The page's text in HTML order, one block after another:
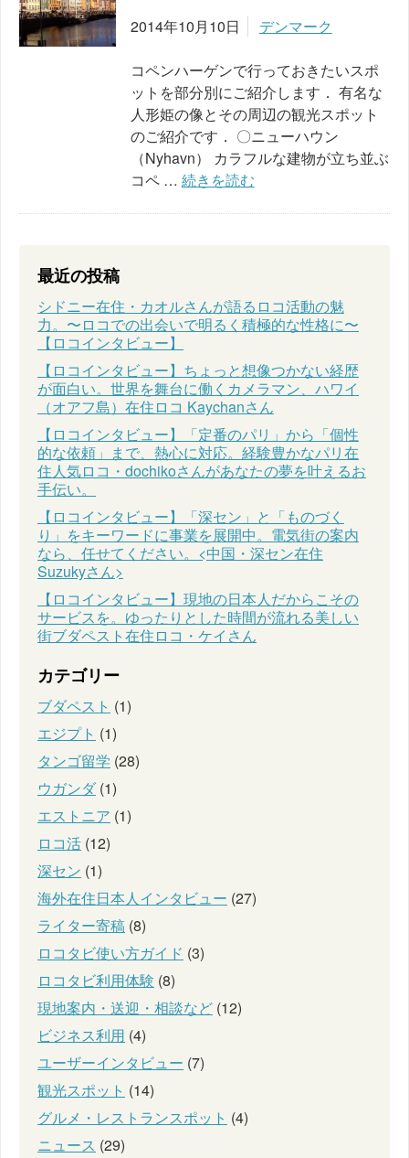
2014年10月10日 デンマーク
コペンハーゲンで行っておきたいスポ
ットを部分別にご紹介します． 有名な
人形姫の像とその周辺の観光スポット
のご紹介です． 〇ニューハウン
（Nyhavn） カラフルな建物が立ち並ぶ
コペ … 続きを読む
最近の投稿
シドニー在住・カオルさんが語るロコ活動の魅
力。〜ロコでの出会いで明るく積極的な性格に〜
【ロコインタビュー】
【ロコインタビュー】ちょっと想像つかない経歴
が面白い。世界を舞台に働くカメラマン、ハワイ
（オアフ島）在住ロコ Kaychanさん
【ロコインタビュー】「定番のパリ」から「個性
的な依頼」まで、熱心に対応。経験豊かなパリ在
住人気ロコ・dochikoさんがあなたの夢を叶えるお
手伝い。
【ロコインタビュー】「深セン」と「ものづく
り」をキーワードに事業を展開中。電気街の案内
なら、任せてください。<中国・深セン在住
Suzukyさん>
【ロコインタビュー】現地の日本人だからこその
サービスを。ゆったりとした時間が流れる美しい
街ブダペスト在住ロコ・ケイさん
カテゴリー
ブダペスト (1)
エジプト (1)
タンゴ留学 (28)
ウガンダ(1)
エストニア (1)
ロコ活 (12)
深セン (1)
海外在住日本人インタビュー (27)
ライター寄稿 (8)
ロコタビ使い方ガイド (3)
ロコタビ利用体験 (8)
現地案内・送迎・相談など (12)
ビジネス利用 (4)
ユーザーインタビュー (7)
観光スポット (14)
グルメ・レストランスポット (4)
ニュース (29)